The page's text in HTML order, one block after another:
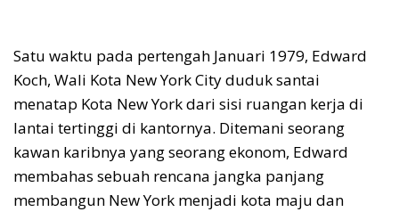
Satu waktu pada pertengah Januari 1979, Edward
Koch, Wali Kota New York City duduk santai
menatap Kota New York dari sisi ruangan kerja di
lantai tertinggi di kantornya. Ditemani seorang
kawan karibnya yang seorang ekonom, Edward
membahas sebuah rencana jangka panjang
membangun New York menjadi kota maju dan